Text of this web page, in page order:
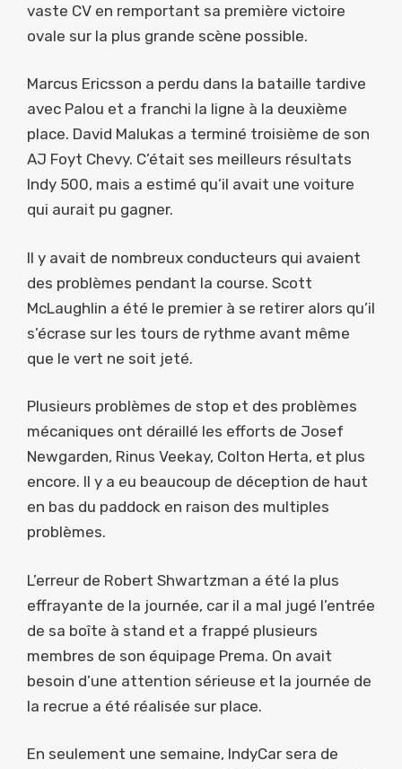
vaste CV en remportant sa première victoire
ovale sur la plus grande scène possible.
Marcus Ericsson a perdu dans la bataille tardive
avec Palou et a franchi la ligne à la deuxième
place. David Malukas a terminé troisième de son
AJ Foyt Chevy. C’était ses meilleurs résultats
Indy 500, mais a estimé qu’il avait une voiture
qui aurait pu gagner.
Il y avait de nombreux conducteurs qui avaient
des problèmes pendant la course. Scott
McLaughlin a été le premier à se retirer alors qu’il
s’écrase sur les tours de rythme avant même
que le vert ne soit jeté.
Plusieurs problèmes de stop et des problèmes
mécaniques ont déraillé les efforts de Josef
Newgarden, Rinus Veekay, Colton Herta, et plus
encore. Il y a eu beaucoup de déception de haut
en bas du paddock en raison des multiples
problèmes.
L’erreur de Robert Shwartzman a été la plus
effrayante de la journée, car il a mal jugé l’entrée
de sa boîte à stand et a frappé plusieurs
membres de son équipage Prema. On avait
besoin d’une attention sérieuse et la journée de
la recrue a été réalisée sur place.
En seulement une semaine, IndyCar sera de